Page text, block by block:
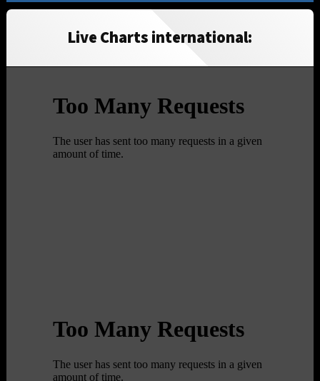
Live Charts international: